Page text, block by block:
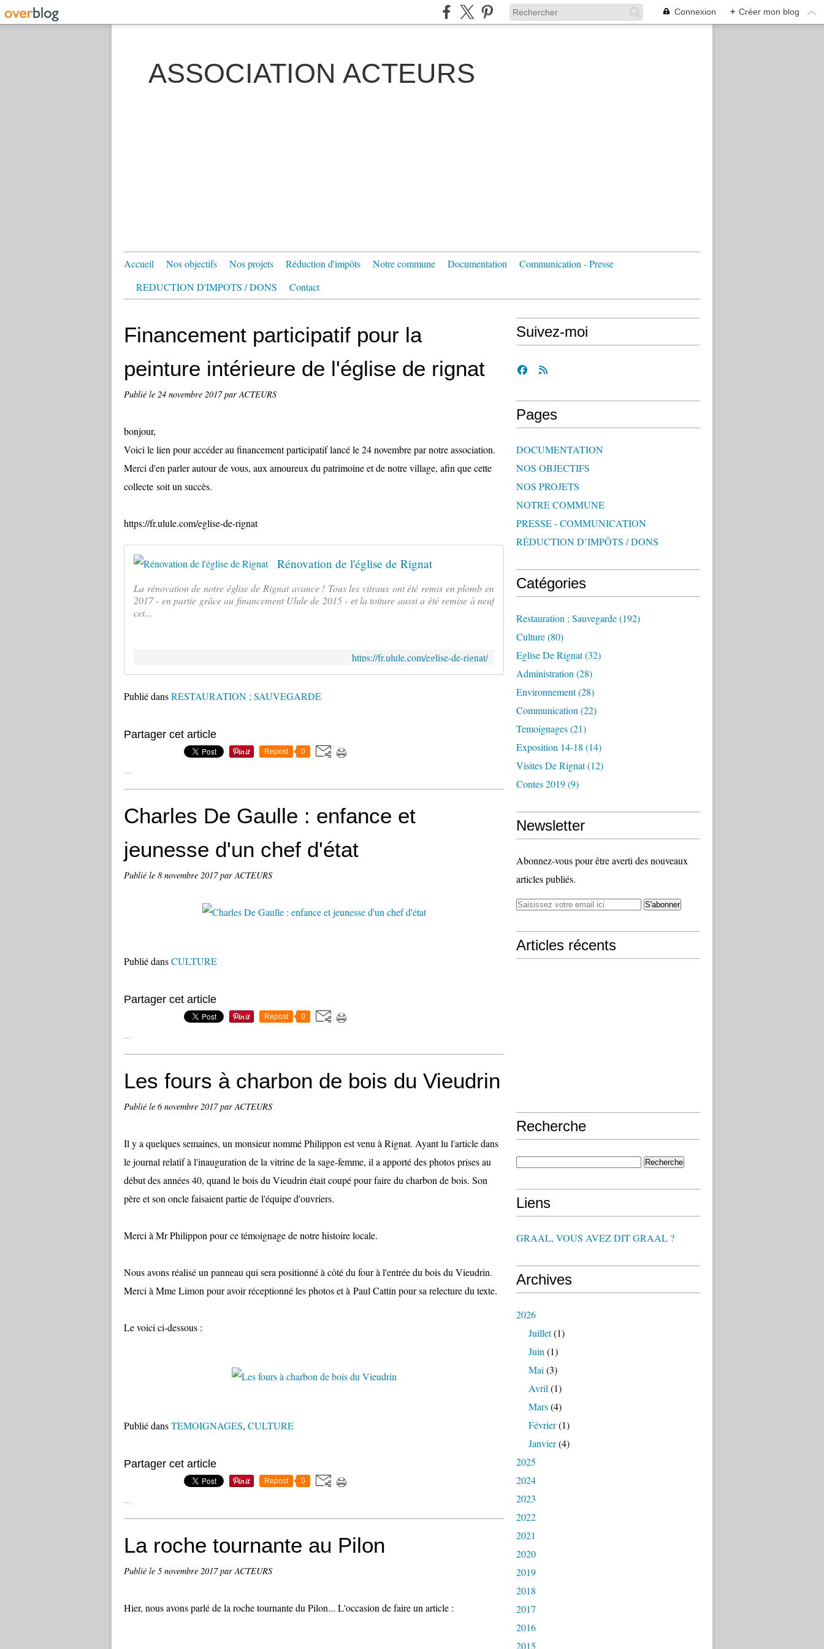
Connexion + Créer mon blog
ASSOCIATION ACTEURS
Accueil Nos objectifs Nos projets Réduction d'impôts Notre commune Documentation
Communication - Presse
REDUCTION D'IMPOTS / DONS
Contact
Financement participatif pour la
peinture intérieure de l'église de rignat
Publié le 24 novembre 2017par ACTEURS
bonjour,
Voici le lien pour accéder au financement participatif lancé le 24 novembre par notre association.
Merci d'en parler autour de vous, aux amoureux du patrimoine et de notre village, afin que cette
collecte soit un succès.
https://fr.ulule.com/eglise-de-rignat
Rénovation de l'église de Rignat
La rénovation de notre église de Rignat avance ! Tous les vitraux ont été remis en plomb en
2017 - en partie grâce au financement Ulule de 2015 - et la toiture aussi a été remise à neuf
cet...
https://fr.ulule.com/eglise-de-rignat/
Publié dansRESTAURATION ; SAUVEGARDE
Partager cet article
Repost 0
…
Charles De Gaulle : enfance et
jeunesse d'un chef d'état
Publié le 8 novembre 2017par ACTEURS
Publié dansCULTURE
Partager cet article
Repost 0
…
Les fours à charbon de bois du Vieudrin
Publié le 6 novembre 2017par ACTEURS
Il y a quelques semaines, un monsieur nommé Philippon est venu à Rignat. Ayant lu l'article dans
le journal relatif à l'inauguration de la vitrine de la sage-femme, il a apporté des photos prises au
début des années 40, quand le bois du Vieudrin était coupé pour faire du charbon de bois. Son
père et son oncle faisaient partie de l'équipe d'ouvriers.
Merci à Mr Philippon pour ce témoignage de notre histoire locale.
Nous avons réalisé un panneau qui sera positionné à côté du four à l'entrée du bois du Vieudrin.
Merci à Mme Limon pour avoir réceptionné les photos et à Paul Cattin pour sa relecture du texte.
Le voici ci-dessous :
Publié dansTEMOIGNAGES, CULTURE
Partager cet article
Repost 0
…
La roche tournante au Pilon
Publié le 5 novembre 2017par ACTEURS
Hier, nous avons parlé de la roche tournante du Pilon... L'occasion de faire un article :
Suivez-moi
Pages
DOCUMENTATION
NOS OBJECTIFS
NOS PROJETS
NOTRE COMMUNE
PRESSE - COMMUNICATION
RÉDUCTION D’IMPÔTS / DONS
Catégories
Restauration ; Sauvegarde(192)
Culture(80)
Eglise De Rignat(32)
Administration (28)
Environnement(28)
Communication (22)
Temoignages(21)
Exposition 14-18 (14)
Visites De Rignat(12)
Contes 2019(9)
Newsletter
Abonnez-vous pour être averti des nouveaux
articles publiés.
Articles récents
Recherche
Liens
GRAAL, VOUS AVEZ DIT GRAAL ?
Archives
2026
Juillet(1)
Juin (1)
Mai (3)
Avril (1)
Mars(4)
Février(1)
Janvier(4)
2025
2024
2023
2022
2021
2020
2019
2018
2017
2016
2015